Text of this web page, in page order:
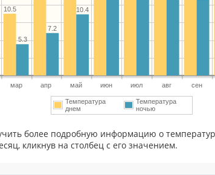
мар апр май июн июл авг сен
10.5 10.4
7.2
5.3
Температура
днем
Температура
ночью
более подробную информацию о
кликнув на столбец с его значением.